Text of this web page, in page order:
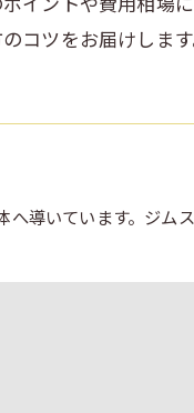
コツをお届けします
導いています。ジム